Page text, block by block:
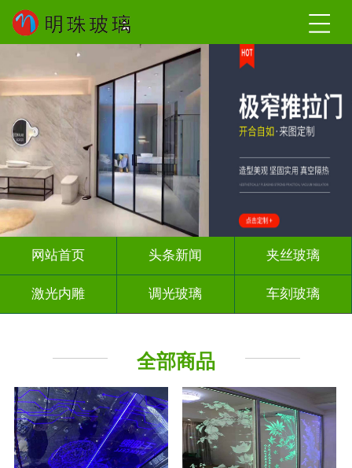
网站首页 头条新闻 夹丝玻璃
激光内雕 调光玻璃 车刻玻璃
全部商品